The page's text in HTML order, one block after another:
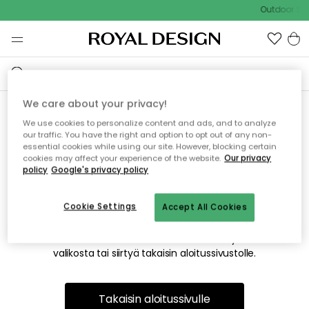
Outdoor
Emme valitettavasti löydä
etsimääsi sivua
Tämä voi johtua siitä, että sivua ei enää ole tai siitä, että se
on siirretty muualle. Pahoittelemme tästä mahdollisesti
valikosta tai siirtyä takaisin aloitussivustolle.
Takaisin aloitussivulle
We care about your privacy!
We use cookies to personalize content and ads, and to analyze
our traffic. You have the right and option to opt out of any non-
essential cookies while using our site. However, blocking certain
cookies may affect your experience of the website. Our privacy
policy Google's privacy policy
Accept All Cookies
Cookie Settings